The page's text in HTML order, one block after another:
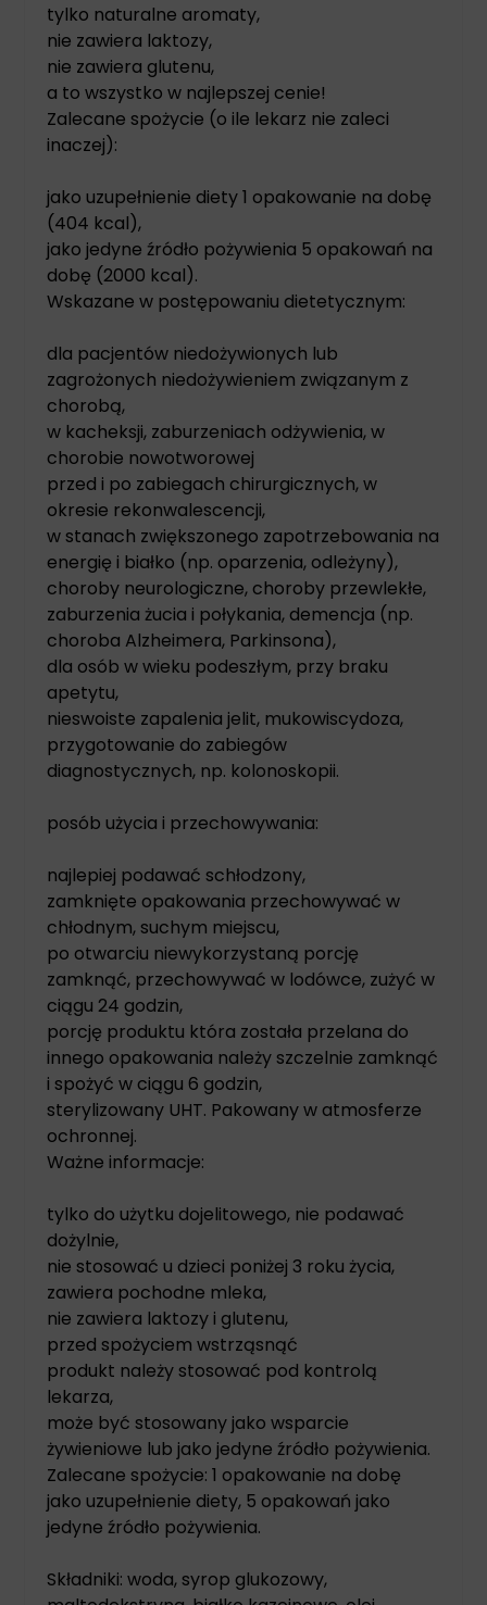
tylko naturalne aromaty,
nie zawiera laktozy,
nie zawiera glutenu,
a to wszystko w najlepszej cenie!
Zalecane spożycie (o ile lekarz nie zaleci
inaczej):
jako uzupełnienie diety 1 opakowanie na dobę
(404 kcal),
jako jedyne źródło pożywienia 5 opakowań na
dobę (2000 kcal).
Wskazane w postępowaniu dietetycznym:
dla pacjentów niedożywionych lub
zagrożonych niedożywieniem związanym z
chorobą,
w kacheksji, zaburzeniach odżywienia, w
chorobie nowotworowej
przed i po zabiegach chirurgicznych, w
okresie rekonwalescencji,
w stanach zwiększonego zapotrzebowania na
energię i białko (np. oparzenia, odleżyny),
choroby neurologiczne, choroby przewlekłe,
zaburzenia żucia i połykania, demencja (np.
choroba Alzheimera, Parkinsona),
dla osób w wieku podeszłym, przy braku
apetytu,
nieswoiste zapalenia jelit, mukowiscydoza,
przygotowanie do zabiegów
diagnostycznych, np. kolonoskopii.
posób użycia i przechowywania:
najlepiej podawać schłodzony,
zamknięte opakowania przechowywać w
chłodnym, suchym miejscu,
po otwarciu niewykorzystaną porcję
zamknąć, przechowywać w lodówce, zużyć w
ciągu 24 godzin,
porcję produktu która została przelana do
innego opakowania należy szczelnie zamknąć
i spożyć w ciągu 6 godzin,
sterylizowany UHT. Pakowany w atmosferze
ochronnej.
Ważne informacje:
tylko do użytku dojelitowego, nie podawać
dożylnie,
nie stosować u dzieci poniżej 3 roku życia,
zawiera pochodne mleka,
nie zawiera laktozy i glutenu,
przed spożyciem wstrząsnąć
produkt należy stosować pod kontrolą
lekarza,
może być stosowany jako wsparcie
żywieniowe lub jako jedyne źródło pożywienia.
Zalecane spożycie: 1 opakowanie na dobę
jako uzupełnienie diety, 5 opakowań jako
jedyne źródło pożywienia.
Składniki: woda, syrop glukozowy,